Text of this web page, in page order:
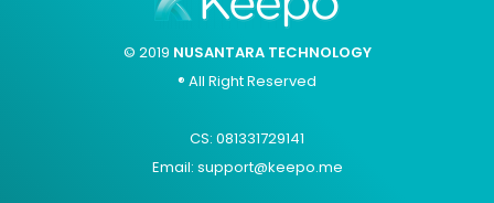
© 2019 NUSANTARA TECHNOLOGY
® All Right Reserved
CS: 081331729141
Email: support@keepo.me